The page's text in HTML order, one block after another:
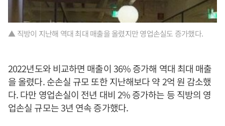
▲ 직방이 지난해 역대 최대 매출을 올렸지만 영업손실도 증가했다.
2022년도와 비교하면 매출이 36% 증가해 역대 최대 매출
을 올렸다. 순손실 규모 또한 지난해보다 약 2억 원 감소했
다. 다만 영업손실이 전년 대비 2% 증가하는 등 직방의 영
업손실 규모는 3년 연속 증가했다.